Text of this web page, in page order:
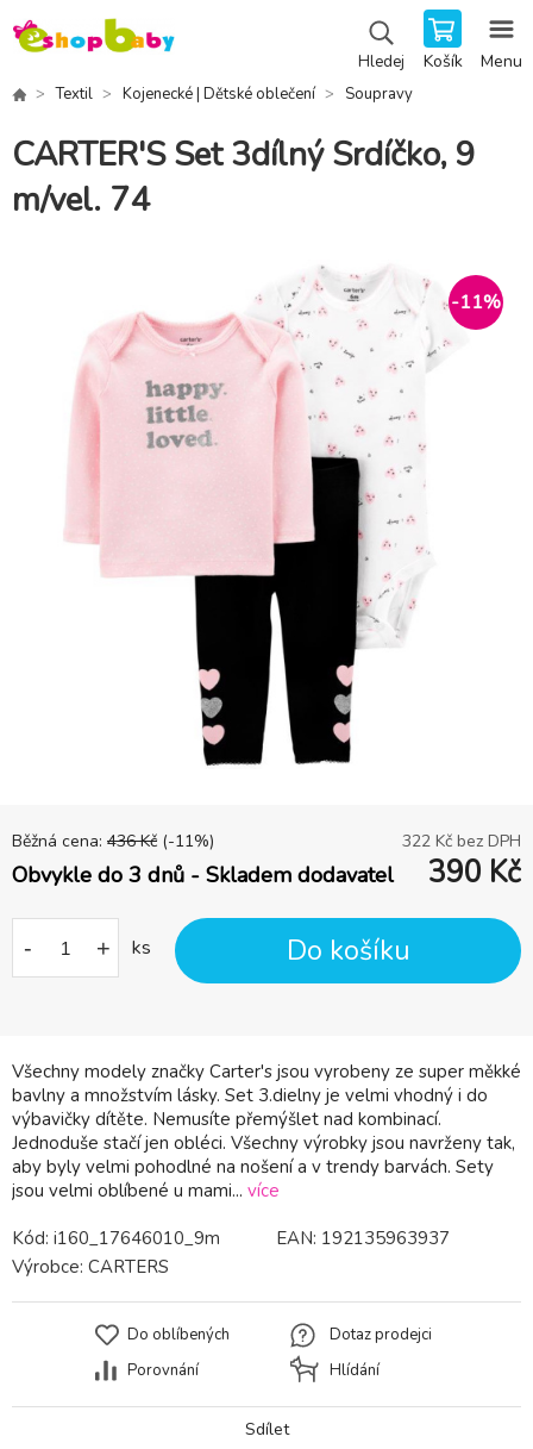
Hledej Košík Menu
Textil Kojenecké | Dětské oblečení Soupravy
CARTER'S Set 3dílný Srdíčko, 9
m/vel. 74
-11%
Všechny modely značky Carter's jsou vyrobeny ze super měkké
bavlny a množstvím lásky. Set 3.dielny je velmi vhodný i do
výbavičky dítěte. Nemusíte přemýšlet nad kombinací.
Jednoduše stačí jen obléci. Všechny výrobky jsou navrženy tak,
aby byly velmi pohodlné na nošení a v trendy barvách. Sety
jsou velmi oblíbené u mami... více
Běžná cena: 436 Kč (-11%) 322 Kč bez DPH
Obvykle do 3 dnů - Skladem dodavatel 390 Kč
- + ks Do košíku
Kód: i160_17646010_9m EAN: 192135963937
Výrobce: CARTERS
Do oblíbených
Porovnání
Dotaz prodejci
Hlídání
Sdílet